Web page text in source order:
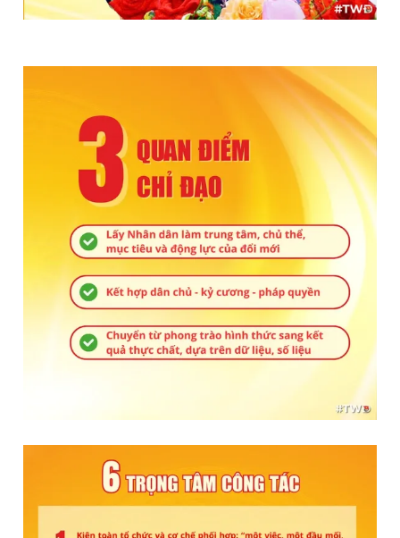
Tổng biên tập: Nguyễn Ngọc Toàn
Phó tổng biên tập thường trực: Hải Thành
Giấy phép xuất bản số 110/GP - BTTTT cấp ngày 24.3.2020
© 2003-2026 Bản quyền thuộc về Báo Thanh Niên. Cấm sao
chép dưới mọi hình thức nếu không có sự chấp thuận bằng văn
bản. Phát triển bởi ePi Technologies, JSC.